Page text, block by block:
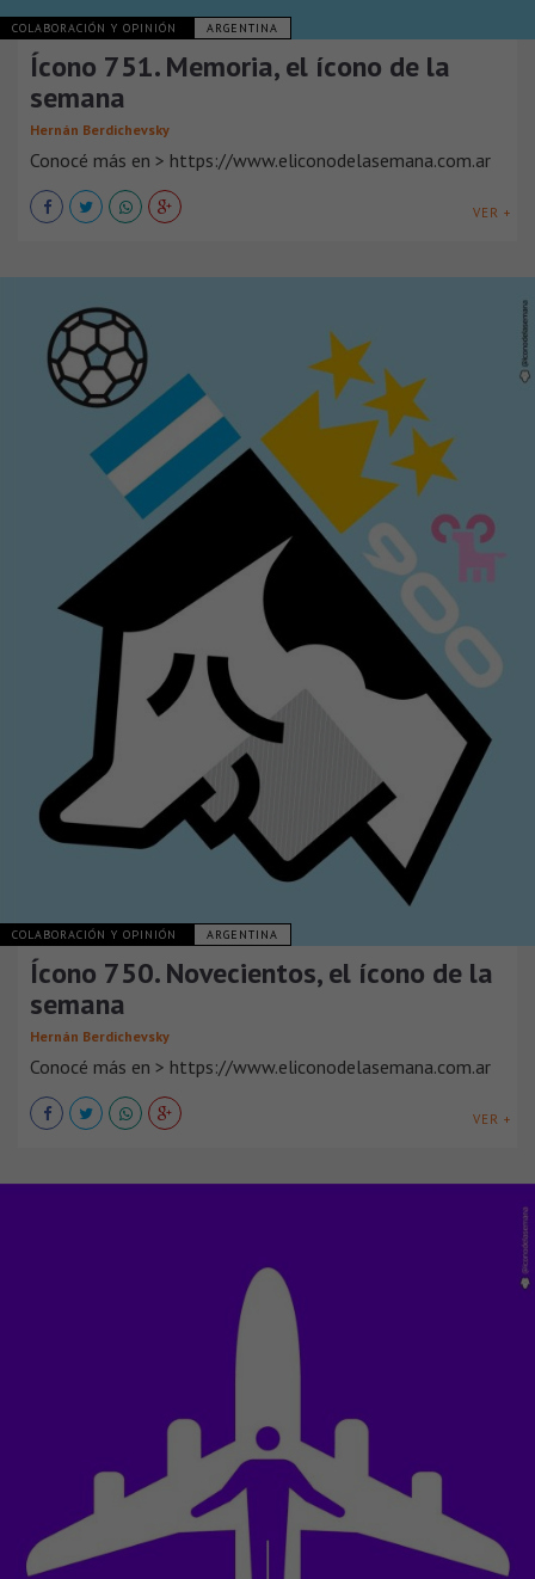
COLABORACIÓN Y OPINIÓN ARGENTINA
Ícono 751. Memoria, el ícono de la
semana
Hernán Berdichevsky
Conocé más en > https://www.eliconodelasemana.com.ar
VER +
COLABORACIÓN Y OPINIÓN ARGENTINA
Ícono 750. Novecientos, el ícono de la
semana
Hernán Berdichevsky
Conocé más en > https://www.eliconodelasemana.com.ar
VER +